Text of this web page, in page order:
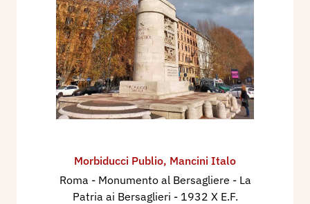
Morbiducci Publio, Mancini Italo
Roma - Monumento al Bersagliere - La
Patria ai Bersaglieri - 1932 X E.F.